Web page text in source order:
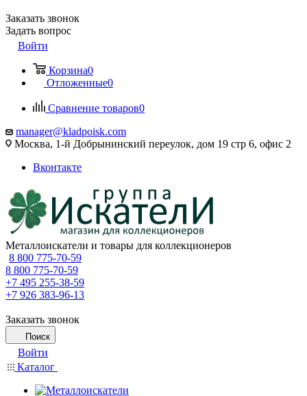
Заказать звонок
Задать вопрос
Войти
Корзина0
Отложенные0
Сравнение товаров0
manager@kladpoisk.com
Москва, 1-й Добрынинский переулок, дом 19 стр 6, офис 2
Вконтакте
Металлоискатели и товары для коллекционеров
8 800 775-70-59
8 800 775-70-59
+7 495 255-38-59
+7 926 383-96-13
Заказать звонок
Поиск
Войти
Каталог